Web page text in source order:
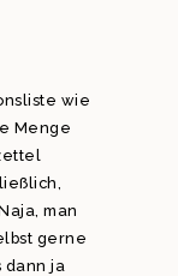
wie
Menge
man
gerne
dann ja